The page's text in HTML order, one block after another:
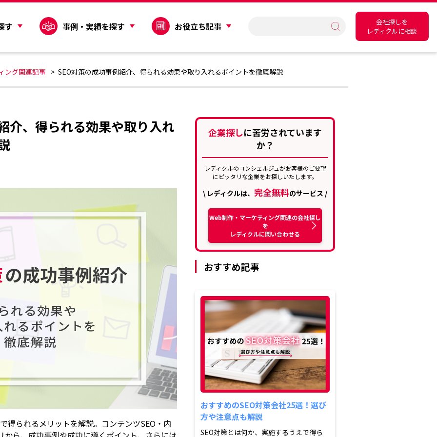
す 事例・実績を探す お役立ち記事
会社探しを
レディクルに相談
ング関連記事 SEO対策の成功事例紹介、得られる効果や取り入れるポイントを徹底解説
介、得られる効果や取り入れ
得られるメリットを解説。コンテンツSEO・内
企業探しに苦労されています
か？
レディクルのコンシェルジュがお客様のご要望
にピッタリな企業をお探しいたします。
\ レディクルは、 完全無料のサービス /
Web制作・マーケティング関連の会社探し
を
レディクルに問い合わせる
おすすめ記事
おすすめのSEO対策会社25選！選び
方や注意点も解説
SEO対策とは何か、実施するうえで得ら